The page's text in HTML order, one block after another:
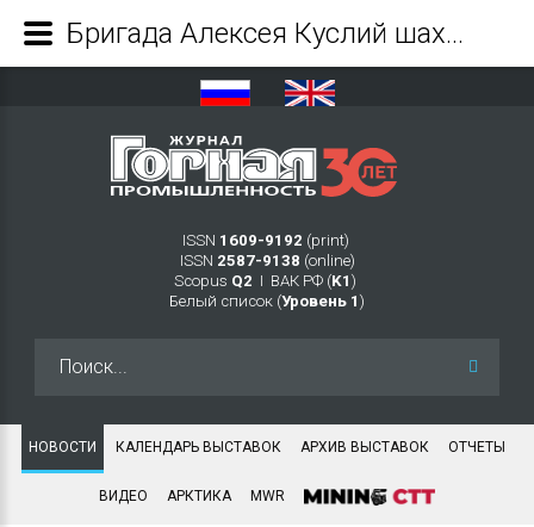
ISSN 1609-9192 (print)
ISSN 2587-9138 (online)
Scopus Q2 Ι ВАК РФ (K1 )
Белый список (Уровень 1 )
НОВОСТИ КАЛЕНДАРЬ ВЫСТАВОК АРХИВ ВЫСТАВОК ОТЧЕТЫ
ВИДЕО АРКТИКА MWR
Бригада Алексея Куслий шахты «Усковская» добыла 1 миллион тонн угля c начала года - Журнал Горная промышленность